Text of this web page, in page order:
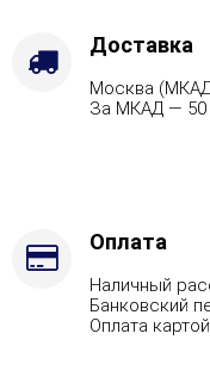
Футеровка,
Вид
топлива
Подготовка,
Доставка
Москва
За МКАД — 50
Оплата
Наличный
Банковский
Оплата